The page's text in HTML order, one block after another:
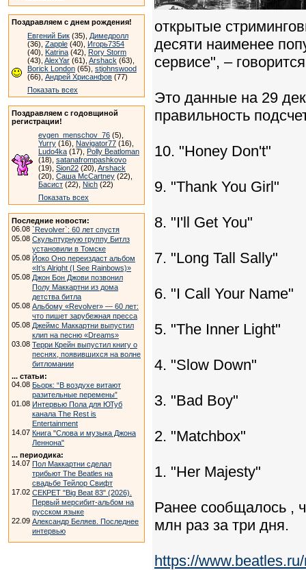
Поздравляем с днем рождения!
Евгений Бик (35), Димедролл
(36), Zapple (40), Игорь7354
(40), Katrina (42), Rory Storm
(43), AlexYar (61), Arshack (63),
Borick London (65), stjohnswood
(66), Андрей Хрисанфов (77)
Показать всех
Поздравляем с годовщиной
регистрации!
evgen_menschov_76 (5),
Yurry (16), Navigator77 (16),
Ludo4ka (17), Polly Beatloman
(18), satanafrompashkovo
(19), Sion22 (20), Arshack
(20), Саша McCartney (22),
Басист (22), Nich (22)
Показать всех
Последние новости:
06.08 `Revolver`: 60 лет спустя
05.08 Скульптурную группу Битлз
установили в Томске
05.08 Йоко Оно переиздаст альбом
«It’s Alright (I See Rainbows)»
05.08 Джон Бон Джови позвонил
Полу Маккартни из дома
детства битла
05.08 Альбому «Revolver» — 60 лет:
что пишет зарубежная пресса
05.08 Джеймс Маккартни выпустил
клип на песню «Dreams»
03.08 Терри Крейн выпустил книгу о
песнях, появившихся на волне
битломании
... статьи:
04.08 Бьорк: “В воздухе витают
разительные перемены”
01.08 Интервью Пола для ЮТуб
канала The Rest is
Entertainment
14.07 Книга "Слова и музыка Джона
Леннона"
... периодика:
14.07 Пол Маккартни сделал
трибьют The Beatles на
свадьбе Тейлор Свифт
17.02 СЕКРЕТ "Big Beat 83" (2026).
Первый мерсибит-альбом на
русском языке
22.09 Александр Беляев. Последнее
интервью
открытые
десяти наименее
сервисе", –
Это данные на 29
правильность
10. "Honey Don't"
9. "Thank You Girl"
8. "I'll Get You"
7. "Long Tall Sally"
6. "I Call Your Name"
5. "The Inner Light"
4. "Slow Down"
3. "Bad Boy"
2. "Matchbox"
1. "Her Majesty"
Ранее сообщалось ,
млн раз за три дня.
https://